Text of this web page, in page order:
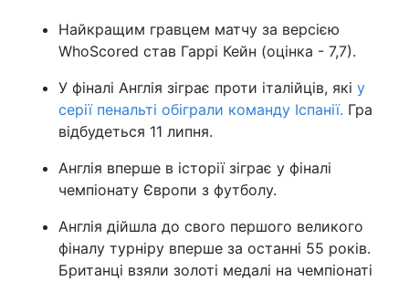
Найкращим гравцем матчу за версією
WhoScored став Гаррі Кейн (оцінка - 7,7).
У фіналі Англія зіграє проти італійців, які у
серії пенальті обіграли команду Іспанії. Гра
відбудеться 11 липня.
Англія вперше в історії зіграє у фіналі
чемпіонату Європи з футболу.
Англія дійшла до свого першого великого
фіналу турніру вперше за останні 55 років.
Британці взяли золоті медалі на чемпіонаті